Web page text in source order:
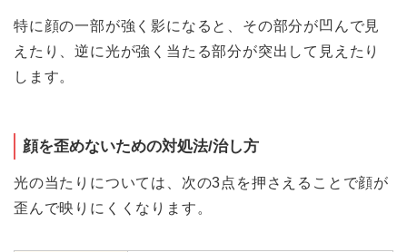
特に顔の一部が強く影になると、その部分が凹んで見
えたり、逆に光が強く当たる部分が突出して見えたり
します。
顔を歪めないための対処法/治し方
光の当たりについては、次の3点を押さえることで顔が
歪んで映りにくくなります。